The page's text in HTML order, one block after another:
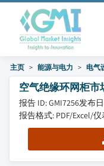
主页 能源与电力 电气
空气绝缘环网柜市
报告 ID: GMI7256发布
报告格式: PDF/Excel/